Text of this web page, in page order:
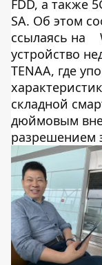
FDD, а также
SA. Об этом
ссылаясь на
устройство
TENAA, где
складной
дюймовым
разрешением